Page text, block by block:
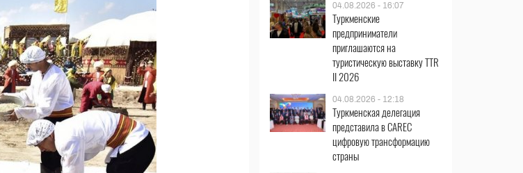
04.08.2026 - 16:07
Туркменские
предприниматели
приглашаются на
туристическую выставку TTR
II 2026
04.08.2026 - 12:18
Туркменская делегация
представила в CAREC
цифровую трансформацию
страны